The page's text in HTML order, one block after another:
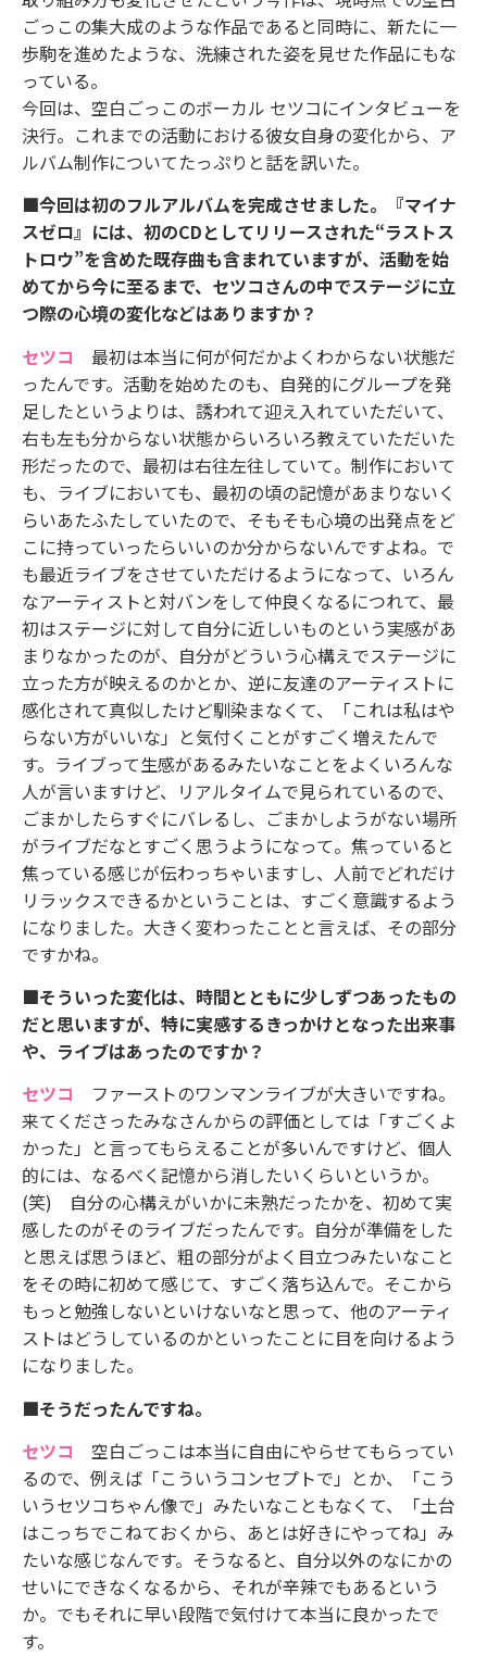
ごっこの集大成のような作品であると同時に、新たに一
歩駒を進めたような、洗練された姿を見せた作品にもな
っている。
今回は、空白ごっこのボーカル セツコにインタビューを
決行。これまでの活動における彼女自身の変化から、ア
ルバム制作についてたっぷりと話を訊いた。
■今回は初のフルアルバムを完成させました。『マイナ
スゼロ』には、初のCDとしてリリースされた“ラストス
トロウ”を含めた既存曲も含まれていますが、活動を始
めてから今に至るまで、セツコさんの中でステージに立
つ際の心境の変化などはありますか？
セツコ 最初は本当に何が何だかよくわからない状態だ
ったんです。活動を始めたのも、自発的にグループを発
足したというよりは、誘われて迎え入れていただいて、
右も左も分からない状態からいろいろ教えていただいた
形だったので、最初は右往左往していて。制作において
も、ライブにおいても、最初の頃の記憶があまりないく
らいあたふたしていたので、そもそも心境の出発点をど
こに持っていったらいいのか分からないんですよね。で
も最近ライブをさせていただけるようになって、いろん
なアーティストと対バンをして仲良くなるにつれて、最
初はステージに対して自分に近しいものという実感があ
まりなかったのが、自分がどういう心構えでステージに
立った方が映えるのかとか、逆に友達のアーティストに
感化されて真似したけど馴染まなくて、「これは私はや
らない方がいいな」と気付くことがすごく増えたんで
す。ライブって生感があるみたいなことをよくいろんな
人が言いますけど、リアルタイムで見られているので、
ごまかしたらすぐにバレるし、ごまかしようがない場所
がライブだなとすごく思うようになって。焦っていると
焦っている感じが伝わっちゃいますし、人前でどれだけ
リラックスできるかということは、すごく意識するよう
になりました。大きく変わったことと言えば、その部分
ですかね。
■そういった変化は、時間とともに少しずつあったもの
だと思いますが、特に実感するきっかけとなった出来事
や、ライブはあったのですか？
セツコ ファーストのワンマンライブが大きいですね。
来てくださったみなさんからの評価としては「すごくよ
かった」と言ってもらえることが多いんですけど、個人
的には、なるべく記憶から消したいくらいというか。
(笑) 自分の心構えがいかに未熟だったかを、初めて実
感したのがそのライブだったんです。自分が準備をした
と思えば思うほど、粗の部分がよく目立つみたいなこと
をその時に初めて感じて、すごく落ち込んで。そこから
もっと勉強しないといけないなと思って、他のアーティ
ストはどうしているのかといったことに目を向けるよう
になりました。
■そうだったんですね。
セツコ 空白ごっこは本当に自由にやらせてもらってい
るので、例えば「こういうコンセプトで」とか、「こう
いうセツコちゃん像で」みたいなこともなくて、「土台
はこっちでこねておくから、あとは好きにやってね」み
たいな感じなんです。そうなると、自分以外のなにかの
せいにできなくなるから、それが辛辣でもあるという
か。でもそれに早い段階で気付けて本当に良かったで
す。